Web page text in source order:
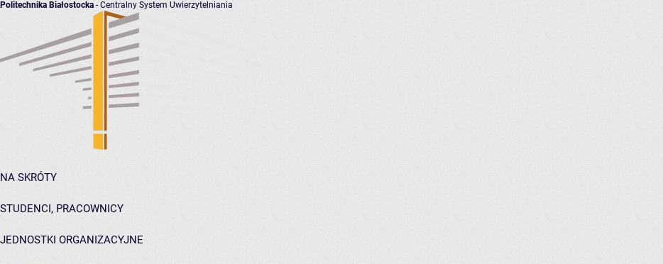
Politechnika Białostocka - Centralny System Uwierzytelniania
NA SKRÓTY
STUDENCI, PRACOWNICY
JEDNOSTKI ORGANIZACYJNE